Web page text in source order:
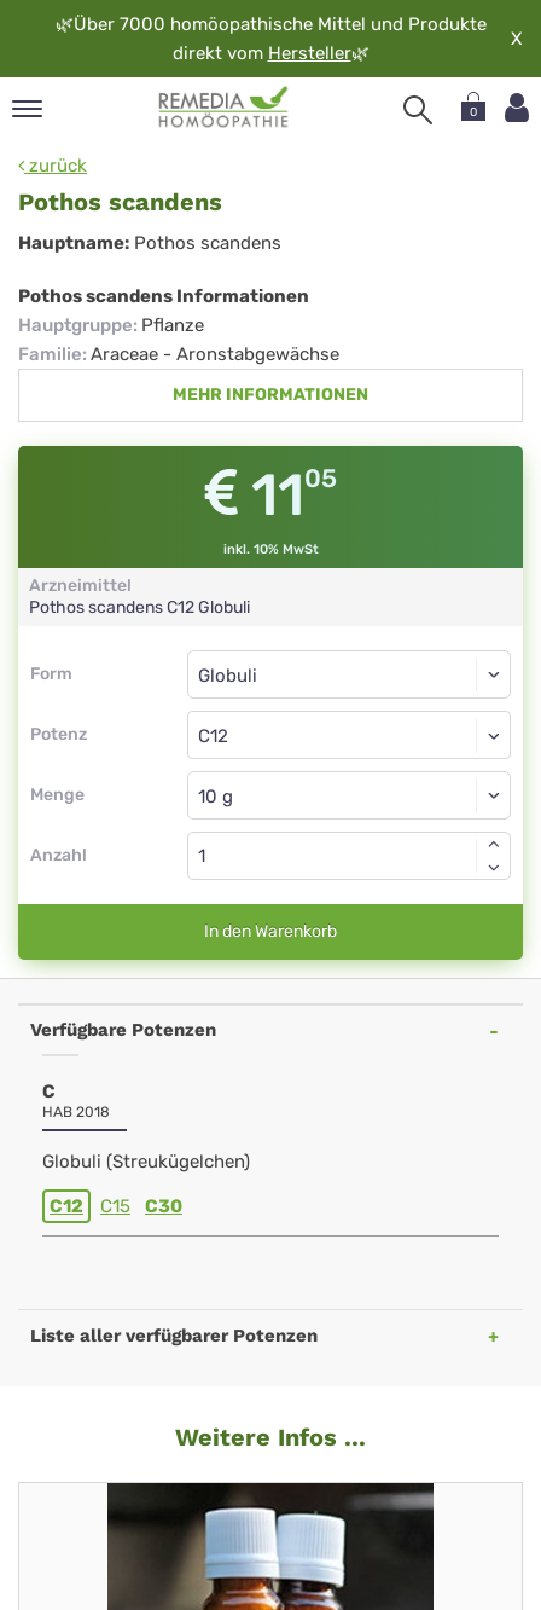
🌿Über 7000 homöopathische Mittel und Produkte
direkt vom Hersteller🌿
X
0
zurück
Pothos scandens
Pothos
scandens
Hauptname: Pothos scandens
Pothos scandens Informationen
Hauptgruppe: Pflanze
Familie: Araceae - Aronstabgewächse
MEHR INFORMATIONEN
1105
inkl. 10% MwSt
Arzneimittel
Pothos scandensC12Globuli
Form
Form
Potenz
Globuli
C12
Menge
Globuli
Anzahl
In den Warenkorb
Verfügbare Potenzen
C
HAB 2018
Globuli (Streukügelchen)
C12 C15 C30
Liste aller verfügbarer Potenzen
Weitere Infos ...